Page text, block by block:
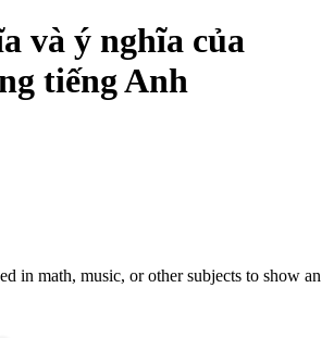
và ý nghĩa của
tiếng Anh
in math, music, or other subjects to show an